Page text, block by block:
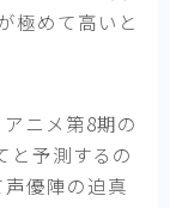
極めて高いと
ニメ第8期の
と予測するの
優陣の迫真